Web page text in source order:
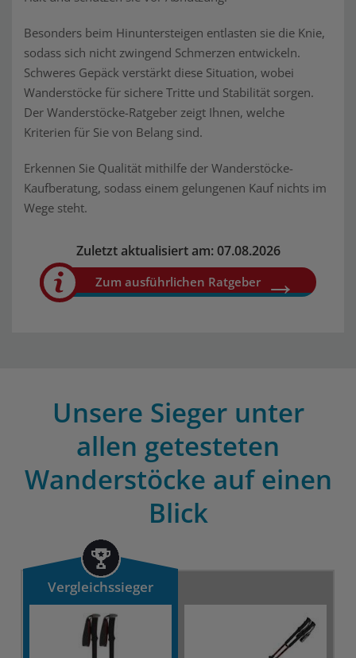
Besonders beim Hinuntersteigen entlasten sie die Knie,
sodass sich nicht zwingend Schmerzen entwickeln.
Schweres Gepäck verstärkt diese Situation, wobei
Wanderstöcke für sichere Tritte und Stabilität sorgen.
Der Wanderstöcke-Ratgeber zeigt Ihnen, welche
Kriterien für Sie von Belang sind.
Erkennen Sie Qualität mithilfe der Wanderstöcke-
Kaufberatung, sodass einem gelungenen Kauf nichts im
Wege steht.
Zuletzt aktualisiert am: 07.08.2026
Zum ausführlichen Ratgeber
Unsere Sieger unter
allen getesteten
Wanderstöcke auf einen
Blick
Vergleichssieger